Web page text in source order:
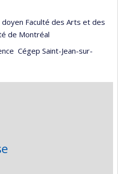
Faculté des Arts et des
de Montréal
Cégep Saint-Jean-sur-